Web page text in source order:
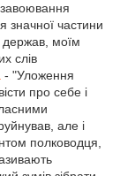
завоювання
значної частини
моїм
слів
- "Уложення
про себе і
але і
полководця,